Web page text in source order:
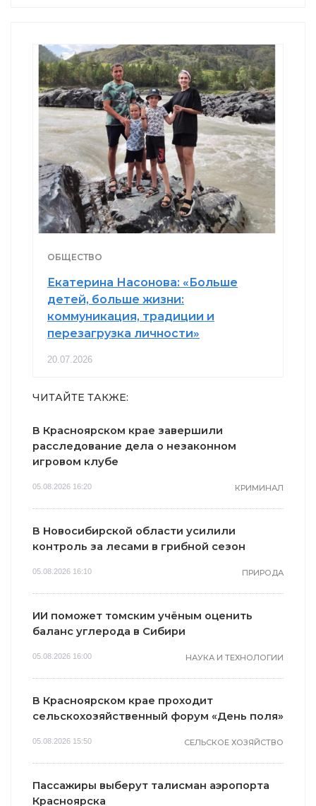
ОБЩЕСТВО
Екатерина Насонова: «Больше
детей, больше жизни:
коммуникация, традиции и
перезагрузка личности»
20.07.2026
ЧИТАЙТЕ ТАКЖЕ:
В Красноярском крае завершили
расследование дела о незаконном
игровом клубе
05.08.2026 16:20 КРИМИНАЛ
В Новосибирской области усилили
контроль за лесами в грибной сезон
05.08.2026 16:10 ПРИРОДА
ИИ поможет томским учёным оценить
баланс углерода в Сибири
05.08.2026 16:00 НАУКА И ТЕХНОЛОГИИ
В Красноярском крае проходит
сельскохозяйственный форум «День поля»
05.08.2026 15:50 СЕЛЬСКОЕ ХОЗЯЙСТВО
Пассажиры выберут талисман аэропорта
Красноярска